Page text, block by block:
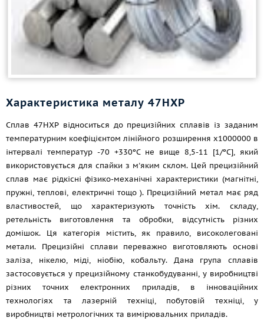
Характеристика металу 47НХР
Сплав 47НХР відноситься до прецизійних сплавів із заданим
температурним коефіцієнтом лінійного розширення x1000000 в
інтервалі температур -70 +330ºC не вище 8,5-11 [1/ºC], який
використовується для спайки з м'яким склом. Цей прецизійний
сплав має рідкісні фізико-механічні характеристики (магнітні,
пружні, теплові, електричні тощо). Прецизійний метал має ряд
властивостей, що характеризують точність хім. складу,
ретельність виготовлення та обробки, відсутність різних
домішок. Ця категорія містить, як правило, високолеговані
метали. Прецизійні сплави переважно виготовляють основі
заліза, нікелю, міді, ніобію, кобальту. Дана група сплавів
застосовується у прецизійному станкобудуванні, у виробництві
різних точних електронних приладів, в інноваційних
технологіях та лазерній техніці, побутовій техніці, у
виробництві метрологічних та вимірювальних приладів.